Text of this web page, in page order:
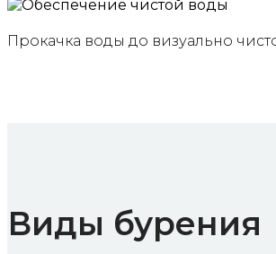
Прокачка воды до визуально
Виды бурения